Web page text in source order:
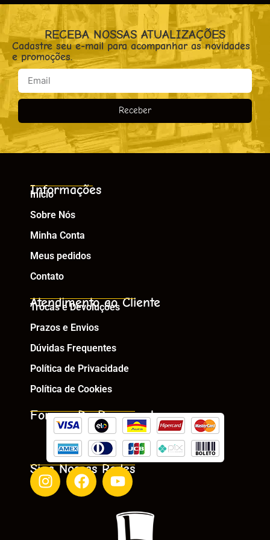
RECEBA NOSSAS ATUALIZAÇÕES
Cadastre seu e-mail para acompanhar as novidades
e promoções.
Receber
Informações
Início
Sobre Nós
Minha Conta
Meus pedidos
Contato
Atendimento ao Cliente
Trocas e Devoluções
Prazos e Envios
Dúvidas Frequentes
Política de Privacidade
Política de Cookies
Formas De Pagamento
Siga Nossas Redes